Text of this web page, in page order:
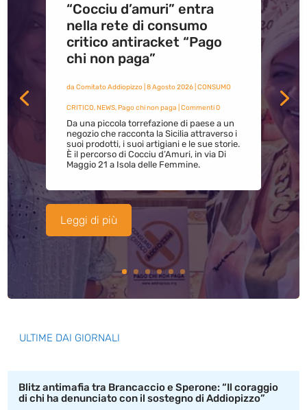
“Cocciu d’amuri” entra
nella rete di consumo
critico antiracket “Pago
chi non paga”
da Comitato Addiopizzo| 8 Agosto 2026| CONSUMO
CRITICO,NEWS,Pago chi non paga | Commenti 0
Da una piccola torrefazione di paese a un
negozio che racconta la Sicilia attraverso i
suoi prodotti, i suoi artigiani e le sue storie.
È il percorso di Cocciu d’Amuri, in via Di
Maggio 21 a Isola delle Femmine.
Leggi di più
ULTIME DAI GIORNALI
Blitz antimafia tra Brancaccio e Sperone: “Il coraggio
di chi ha denunciato con il sostegno di Addiopizzo”